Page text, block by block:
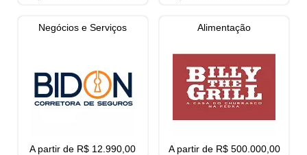
Negócios e Serviços
A partir de R$ 12.990,00
Alimentação
A partir de R$ 500.000,00